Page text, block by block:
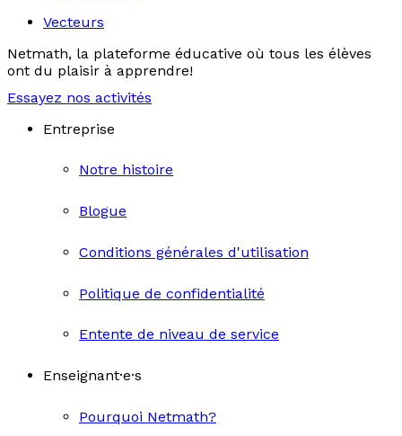
Vecteurs
Netmath, la plateforme éducative où tous les élèves
ont du plaisir à apprendre!
Essayez nos activités
Entreprise
Notre histoire
Blogue
Conditions générales d'utilisation
Politique de confidentialité
Entente de niveau de service
Enseignant·e·s
Pourquoi Netmath?